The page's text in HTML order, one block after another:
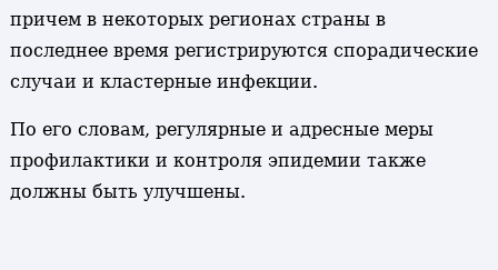
причем в некоторых регионах страны в
последнее время регистрируются спорадические
случаи и кластерные инфекции.
По его словам, регулярные и адресные меры
профилактики и контроля эпидемии также
должны быть улучшены.